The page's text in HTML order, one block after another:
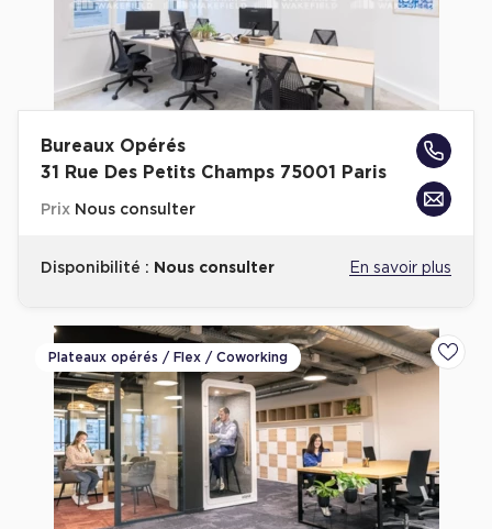
Bureaux Opérés
31 Rue Des Petits Champs 75001 Paris
Prix Nous consulter
Disponibilité : Nous consulter En savoir plus
Plateaux opérés / Flex / Coworking